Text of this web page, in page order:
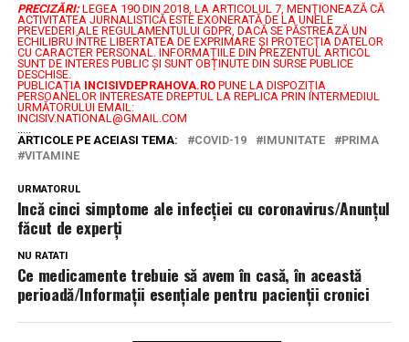
PRECIZĂRI: LEGEA 190 DIN 2018, LA ARTICOLUL 7, MENŢIONEAZĂ CĂ
ACTIVITATEA JURNALISTICĂ ESTE EXONERATĂ DE LA UNELE
PREVEDERI ALE REGULAMENTULUI GDPR, DACĂ SE PĂSTREAZĂ UN
ECHILIBRU ÎNTRE LIBERTATEA DE EXPRIMARE ŞI PROTECŢIA DATELOR
CU CARACTER PERSONAL.
INFORMAȚIILE DIN PREZENTUL ARTICOL
SUNT DE INTERES PUBLIC ȘI SUNT OBȚINUTE DIN SURSE PUBLICE
DESCHISE.
PUBLICAȚIA INCISIVDEPRAHOVA.ROPUNE LA DISPOZIȚIA
PERSOANELOR INTERESATE DREPTUL LA REPLICA PRIN INTERMEDIUL
URMĂTORULUI EMAIL:
INCISIV.NATIONAL@GMAIL.COM
ARTICOLE PE ACEIASI TEMA:
COVID-19 IMUNITATE
PRIMA
VITAMINE
URMATORUL
Incă cinci simptome ale infecției cu coronavirus/Anunțul
făcut de experți
NU RATATI
Ce medicamente trebuie să avem în casă, în această
perioadă/Informații esențiale pentru pacienții cronici